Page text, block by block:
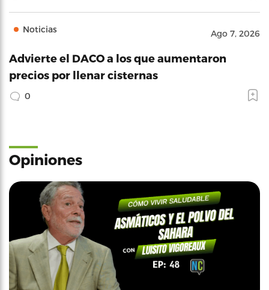
Noticias Ago 7, 2026
Advierte el DACO a los que aumentaron
precios por llenar cisternas
0
Opiniones